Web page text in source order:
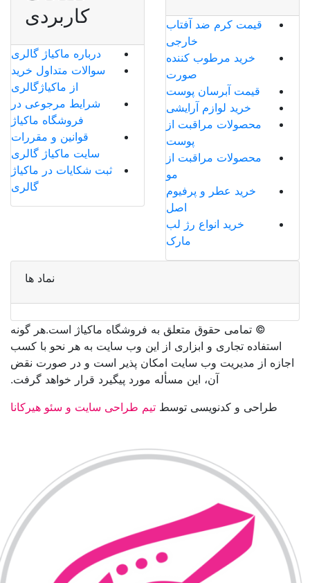
قیمت کرم ضد آفتاب
خارجی
خرید مرطوب کننده
صورت
قیمت آبرسان پوست
خرید لوازم آرایشی
محصولات مراقبت از
پوست
محصولات مراقبت از
مو
خرید عطر و پرفیوم
اصل
خرید انواع رژ لب
مارک
کاربردی
درباره ماکیاژ گالری
سوالات متداول خرید
از ماکیاژگالری
شرایط مرجوعی در
فروشگاه ماکیاژ
قوانین و مقررات
سایت ماکیاژ گالری
ثبت شکایات در ماکیاژ
گالری
نماد ها
©️ تمامی حقوق متعلق به فروشگاه ماکیاژ است.هر گونه
استفاده تجاری و ابزاری از این وب سایت به هر نحو با کسب
اجازه از مدیریت وب سایت امکان پذیر است و در صورت نقض
آن، این مسأله مورد پیگیرد قرار خواهد گرفت.
طراحی و کدنویسی توسط تیم طراحی سایت و سئو هیرکانا